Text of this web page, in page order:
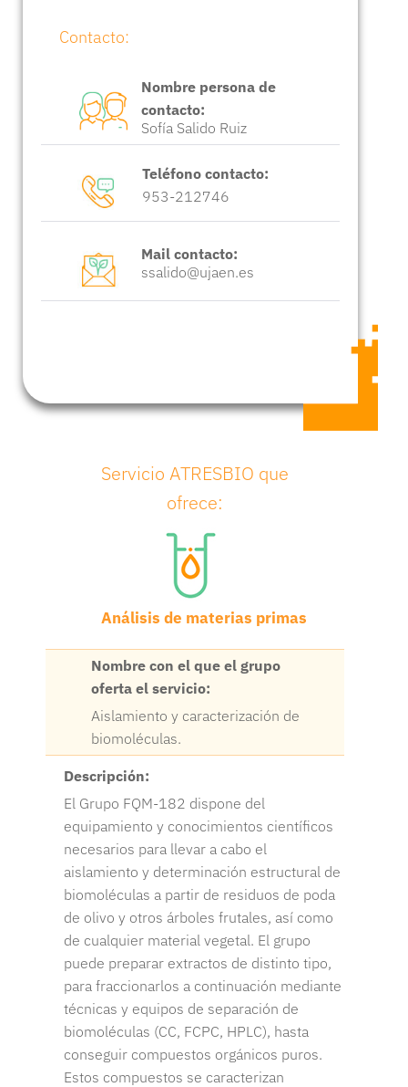
Servicio ATRESBIO que
ofrece:
Análisis de materias primas
Nombre con el que el grupo
oferta el servicio:
Aislamiento y caracterización de
biomoléculas.
Descripción:
El Grupo FQM-182 dispone del
equipamiento y conocimientos científicos
necesarios para llevar a cabo el
aislamiento y determinación estructural de
biomoléculas a partir de residuos de poda
de olivo y otros árboles frutales, así como
de cualquier material vegetal. El grupo
puede preparar extractos de distinto tipo,
para fraccionarlos a continuación mediante
técnicas y equipos de separación de
biomoléculas (CC, FCPC, HPLC), hasta
conseguir compuestos orgánicos puros.
Estos compuestos se caracterizan
Contacto:
Nombre persona de
contacto:
Sofía Salido Ruiz
Teléfono contacto:
953-212746
Mail contacto:
ssalido@ujaen.es